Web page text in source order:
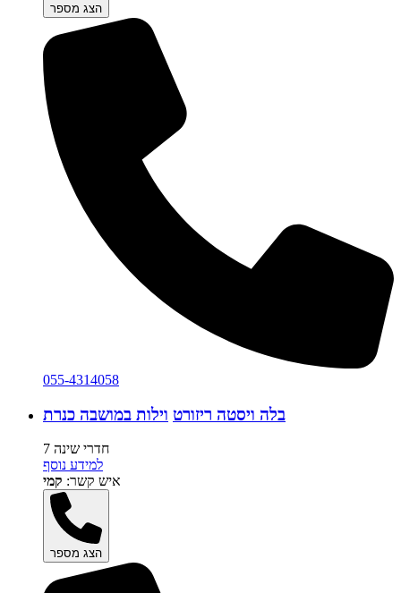
הצג מספר
055-4314058
בלה ויסטה ריזורט וילות במושבה כנרת
7 חדרי שינה
למידע נוסף
איש קשר: קמי
הצג מספר